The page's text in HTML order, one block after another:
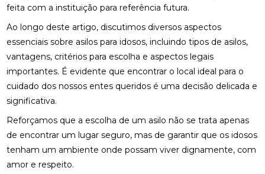
feita com a instituição para referência futura.
Ao longo deste artigo, discutimos diversos aspectos
essenciais sobre asilos para idosos, incluindo tipos de asilos,
vantagens, critérios para escolha e aspectos legais
importantes. É evidente que encontrar o local ideal para o
cuidado dos nossos entes queridos é uma decisão delicada e
significativa.
Reforçamos que a escolha de um asilo não se trata apenas
de encontrar um lugar seguro, mas de garantir que os idosos
tenham um ambiente onde possam viver dignamente, com
amor e respeito.